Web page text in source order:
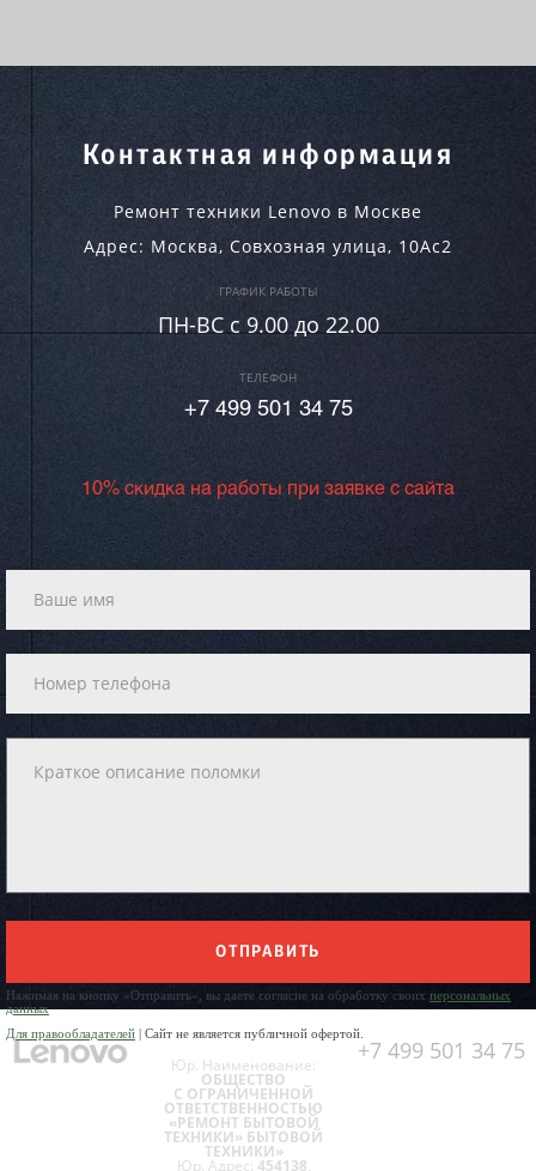
Контактная информация
Ремонт техники Lenovo в Москве
Адрес: Москва, Совхозная улица, 10Ас2
ГРАФИК РАБОТЫ
ПН-ВC c 9.00 до 22.00
ТЕЛЕФОН
+7 499 501 34 75
10% скидка на работы при заявке с сайта
ОТПРАВИТЬ
Нажимая на кнопку «Отправить», вы даете согласие на обработку своих персональных
данных
Для правообладателей | Сайт не является публичной офертой.
+7 499 501 34 75
Юр. Наименование:
ОБЩЕСТВО
С ОГРАНИЧЕННОЙ
ОТВЕТСТВЕННОСТЬЮ
«РЕМОНТ БЫТОВОЙ
ТЕХНИКИ» БЫТОВОЙ
ТЕХНИКИ»
Юр. Адрес: 454138,